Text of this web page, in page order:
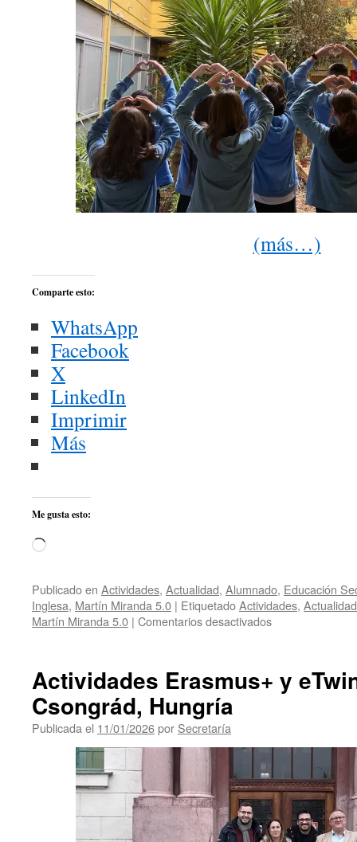
(más…)
Comparte esto:
WhatsApp
Facebook
X
LinkedIn
Imprimir
Más
Me gusta esto:
Cargando...
Publicado en Actividades, Actualidad, Alumnado, Educación
Inglesa, Martín Miranda 5.0 | EtiquetadoActividades, Actualidad
Martín Miranda 5.0 | Comentarios desactivadosen
cartas
este
Actividades Erasmus+ y
Csongrád, Hungría
Publicada el 11/01/2026por Secretaría